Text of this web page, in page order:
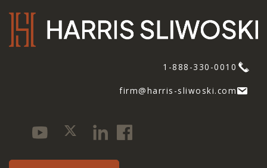
1-888-330-0010
firm@harris-sliwoski.com